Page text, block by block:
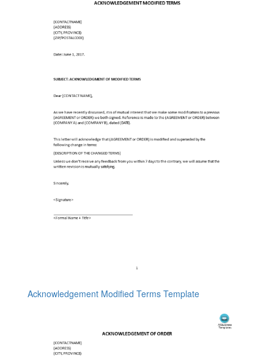
Acknowledgement Modified Terms Template